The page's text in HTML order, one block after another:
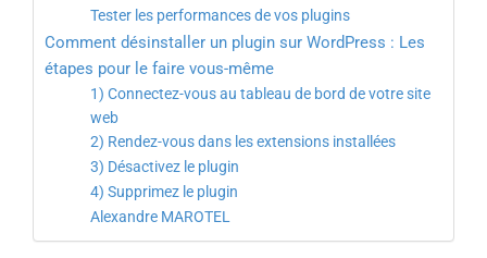
Tester les performances de vos plugins
Comment désinstaller un plugin sur WordPress : Les
étapes pour le faire vous-même
1) Connectez-vous au tableau de bord de votre site
web
2) Rendez-vous dans les extensions installées
3) Désactivez le plugin
4) Supprimez le plugin
Alexandre MAROTEL